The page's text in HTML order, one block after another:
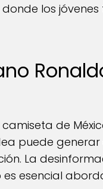
los
de
puede generar
La
esencial